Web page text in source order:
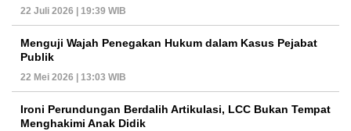
22 Juli 2026 | 19:39 WIB
Menguji Wajah Penegakan Hukum dalam Kasus Pejabat
Publik
22 Mei 2026 | 13:03 WIB
Ironi Perundungan Berdalih Artikulasi, LCC Bukan Tempat
Menghakimi Anak Didik